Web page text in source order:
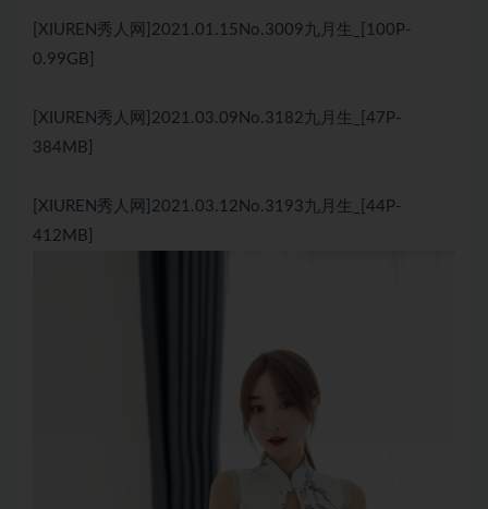
[XIUREN秀人网]2021.01.15No.3009九月生_[100P-
0.99GB]
[XIUREN秀人网]2021.03.09No.3182九月生_[47P-
384MB]
[XIUREN秀人网]2021.03.12No.3193九月生_[44P-
412MB]